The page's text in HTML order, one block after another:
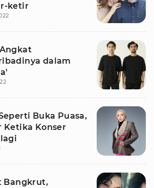
ketir
dalam
Buka Puasa,
Ketika Konser
Bangkrut,